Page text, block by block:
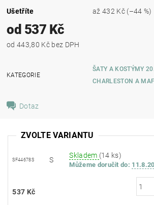
Ušetříte
až432 Kč (–44 %)
od 537 Kč
od 443,80 Kč bez DPH
KATEGORIE
ŠATY A KOSTÝMY
CHARLESTON A
Dotaz
ZVOLTE VARIANTU
SF44678S S
Skladem (14 ks)
Můžeme doručit do:
537 Kč